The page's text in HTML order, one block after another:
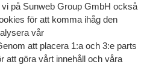
på Sunweb Group GmbH också
för att komma ihåg den
vår
att placera 1:a och 3:e parts
att göra vårt innehåll och våra
Mer om recensioner